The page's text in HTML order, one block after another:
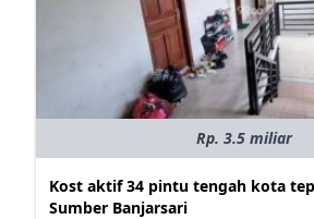
Rp. 3.5 miliar
Kost aktif 34 pintu tengah kota
Sumber Banjarsari